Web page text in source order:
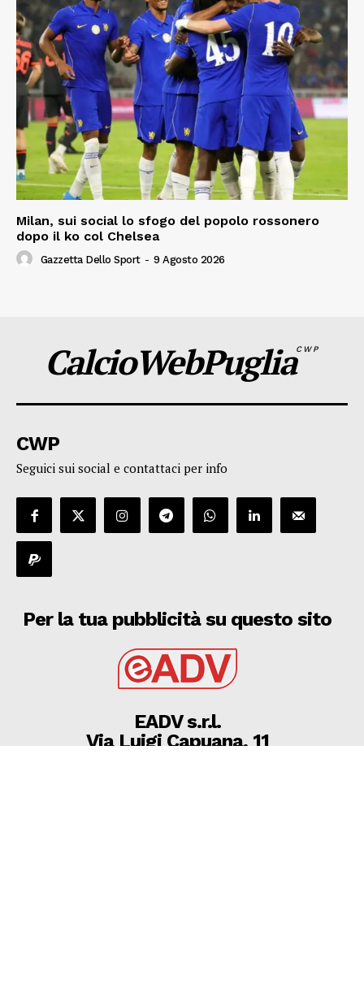
Milan, sui social lo sfogo del popolo rossonero
dopo il ko col Chelsea
Gazzetta Dello Sport - 9 Agosto 2026
CalcioWebPugliaCWP
CWP
Seguici sui social e contattaci per info
Per la tua pubblicità su questo sito
EADV s.r.l.
Via Luigi Capuana, 11